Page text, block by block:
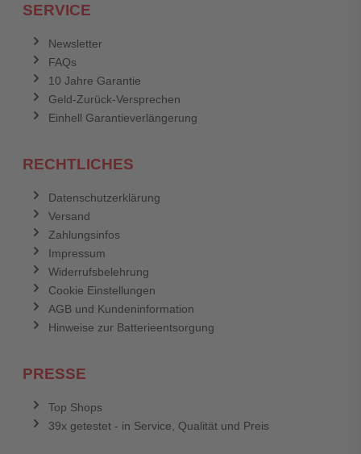
SERVICE
Newsletter
FAQs
10 Jahre Garantie
Geld-Zurück-Versprechen
Einhell Garantieverlängerung
RECHTLICHES
Datenschutzerklärung
Versand
Zahlungsinfos
Impressum
Widerrufsbelehrung
Cookie Einstellungen
AGB und Kundeninformation
Hinweise zur Batterieentsorgung
PRESSE
Top Shops
39x getestet - in Service, Qualität und Preis